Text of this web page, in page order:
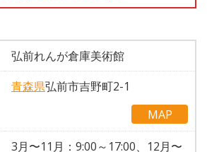
弘前れんが倉庫美術館
青森県弘前市吉野町2-1
MAP
3月〜11月：9:00～17:00、12月〜